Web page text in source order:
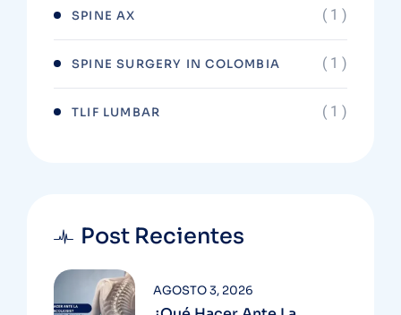
SPINE AX ( 1 )
SPINE SURGERY IN COLOMBIA ( 1 )
TLIF LUMBAR ( 1 )
Post Recientes
AGOSTO 3, 2026